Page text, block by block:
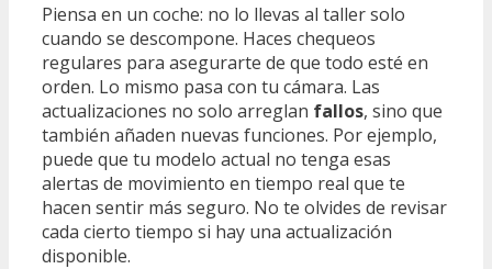
Piensa en un coche: no lo llevas al taller solo
cuando se descompone. Haces chequeos
regulares para asegurarte de que todo esté en
orden. Lo mismo pasa con tu cámara. Las
actualizaciones no solo arreglan fallos, sino que
también añaden nuevas funciones. Por ejemplo,
puede que tu modelo actual no tenga esas
alertas de movimiento en tiempo real que te
hacen sentir más seguro. No te olvides de revisar
cada cierto tiempo si hay una actualización
disponible.